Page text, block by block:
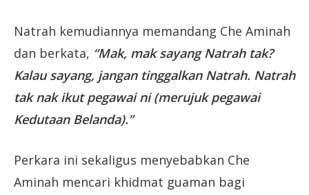
Natrah kemudiannya memandang Che Aminah
dan berkata, “Mak, mak sayang Natrah tak?
Kalau sayang, jangan tinggalkan Natrah. Natrah
tak nak ikut pegawai ni (merujuk pegawai
Kedutaan Belanda).”
Perkara ini sekaligus menyebabkan Che
Aminah mencari khidmat guaman bagi